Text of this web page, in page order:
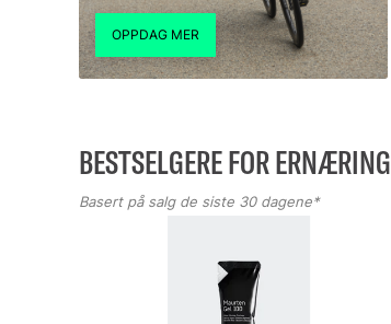
BESTSELGERE FOR ERNÆRING
Basert på salg de siste 30 dagene*